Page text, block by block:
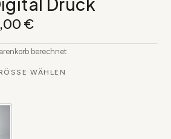
€
berechnet
WÄHLEN